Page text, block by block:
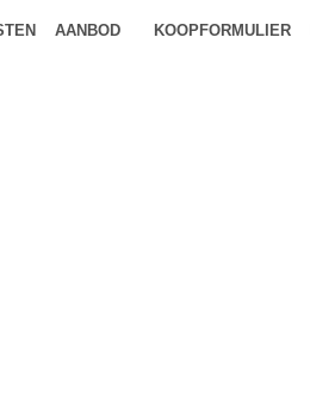
AANBOD KOOPFORMULIER